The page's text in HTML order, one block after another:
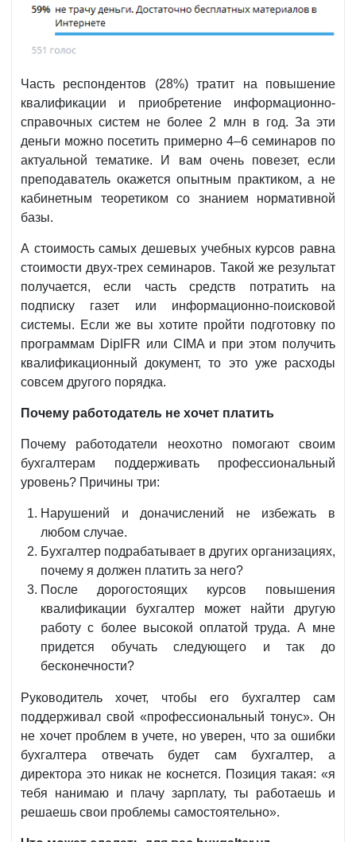
Часть респондентов (28%) тратит на повышение
квалификации и приобретение информационно-
справочных систем не более 2 млн в год. За эти
деньги можно посетить примерно 4–6 семинаров по
актуальной тематике. И вам очень повезет, если
преподаватель окажется опытным практиком, а не
кабинетным теоретиком со знанием нормативной
базы.
А стоимость самых дешевых учебных курсов равна
стоимости двух-трех семинаров. Такой же результат
получается, если часть средств потратить на
подписку газет или информационно-поисковой
системы. Если же вы хотите пройти подготовку по
программам DipIFR или CIMA и при этом получить
квалификационный документ, то это уже расходы
совсем другого порядка.
Почему работодатель не хочет платить
Почему работодатели неохотно помогают своим
бухгалтерам поддерживать профессиональный
уровень? Причины три:
Нарушений и доначислений не избежать в
любом случае.
Бухгалтер подрабатывает в других организациях,
почему я должен платить за него?
После дорогостоящих курсов повышения
квалификации бухгалтер может найти другую
работу с более высокой оплатой труда. А мне
придется обучать следующего и так до
бесконечности?
Руководитель хочет, чтобы его бухгалтер сам
поддерживал свой «профессиональный тонус». Он
не хочет проблем в учете, но уверен, что за ошибки
бухгалтера отвечать будет сам бухгалтер, а
директора это никак не коснется. Позиция такая: «я
тебя нанимаю и плачу зарплату, ты работаешь и
решаешь свои проблемы самостоятельно».